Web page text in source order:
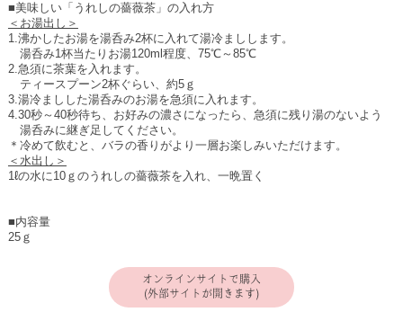
■美味しい「うれしの薔薇茶」の入れ方
＜お湯出し＞
1.沸かしたお湯を湯呑み2杯に入れて湯冷ましします。
湯呑み1杯当たりお湯120ml程度、75℃～85℃
2.急須に茶葉を入れます。
ティースプーン2杯ぐらい、約5ｇ
3.湯冷ましした湯呑みのお湯を急須に入れます。
4.30秒～40秒待ち、お好みの濃さになったら、急須に残り湯のないよう
湯呑みに継ぎ足してください。
＊冷めて飲むと、バラの香りがより一層お楽しみいただけます。
＜水出し＞
1ℓの水に10ｇのうれしの薔薇茶を入れ、一晩置く
■内容量
25ｇ
オンラインサイトで購入
(外部サイトが開きます)